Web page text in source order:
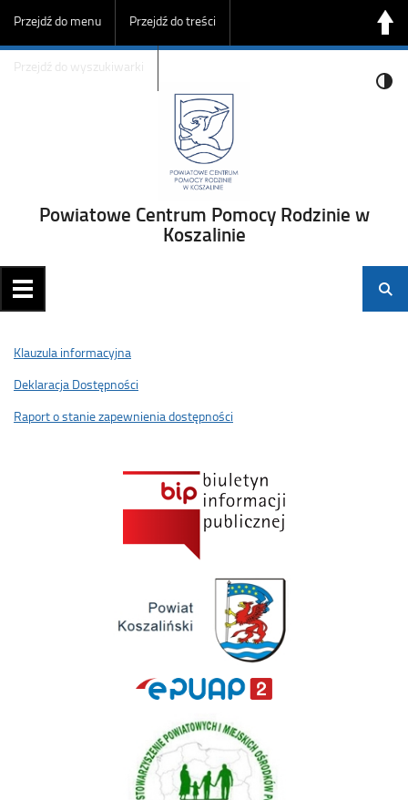
Przejdź do menu Przejdź do treści
Przejdź do wyszukiwarki
Powiatowe Centrum Pomocy Rodzinie w
Koszalinie
Klauzula informacyjna
Deklaracja Dostępności
Raport o stanie zapewnienia dostępności